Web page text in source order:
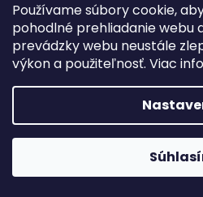
Používame súbory cookie,
pohodlné prehliadanie webu
prevádzky webu neustále
výkon a použiteľnosť. Viac
Židle Hay AAC 09 - černá, látka